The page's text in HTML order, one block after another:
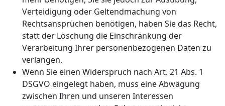
Verteidigung oder Geltendmachung von
Rechtsansprüchen benötigen, haben Sie das Recht,
statt der Löschung die Einschränkung der
Verarbeitung Ihrer personenbezogenen Daten zu
verlangen.
Wenn Sie einen Widerspruch nach Art. 21 Abs. 1
DSGVO eingelegt haben, muss eine Abwägung
zwischen Ihren und unseren Interessen